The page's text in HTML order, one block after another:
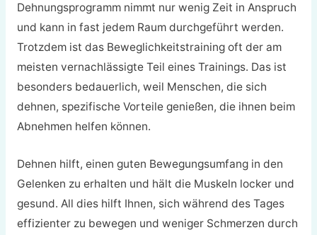
Dehnungsprogramm nimmt nur wenig Zeit in Anspruch
und kann in fast jedem Raum durchgeführt werden.
Trotzdem ist das Beweglichkeitstraining oft der am
meisten vernachlässigte Teil eines Trainings. Das ist
besonders bedauerlich, weil Menschen, die sich
dehnen, spezifische Vorteile genießen, die ihnen beim
Abnehmen helfen können.
Dehnen hilft, einen guten Bewegungsumfang in den
Gelenken zu erhalten und hält die Muskeln locker und
gesund. All dies hilft Ihnen, sich während des Tages
effizienter zu bewegen und weniger Schmerzen durch